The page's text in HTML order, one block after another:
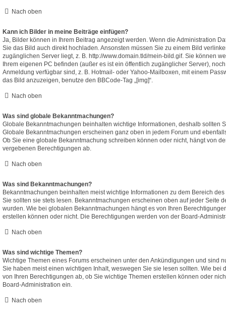
Nach oben
Kann ich Bilder in meine Beiträge einfügen?
Ja, Bilder können in Ihrem Beitrag angezeigt werden. Wenn die Administration
Sie das Bild auch direkt hochladen. Ansonsten müssen Sie zu einem Bild
zugänglichen Server liegt, z. B. http://www.domain.tld/mein-bild.gif. Sie können
Ihrem eigenen PC befinden (außer es ist ein öffentlich zugänglicher Server),
Anmeldung verfügbar sind, z. B. Hotmail- oder Yahoo-Mailboxen, mit einem
das Bild anzuzeigen, benutze den BBCode-Tag „[img]“.
Nach oben
Was sind globale Bekanntmachungen?
Globale Bekanntmachungen beinhalten wichtige Informationen, deshalb sollten
Globale Bekanntmachungen erscheinen ganz oben in jedem Forum und
Ob Sie eine globale Bekanntmachung schreiben können oder nicht, hängt von
vergebenen Berechtigungen ab.
Nach oben
Was sind Bekanntmachungen?
Bekanntmachungen beinhalten meist wichtige Informationen zu dem Bereich
Sie sollten sie stets lesen. Bekanntmachungen erscheinen oben auf jeder Seite
wurden. Wie bei globalen Bekanntmachungen hängt es von Ihren
erstellen können oder nicht. Die Berechtigungen werden von der Board-
Nach oben
Was sind wichtige Themen?
Wichtige Themen eines Forums erscheinen unter den Ankündigungen und sind
Sie haben meist einen wichtigen Inhalt, weswegen Sie sie lesen sollten. Wie bei
von Ihren Berechtigungen ab, ob Sie wichtige Themen erstellen können oder
Board-Administration ein.
Nach oben